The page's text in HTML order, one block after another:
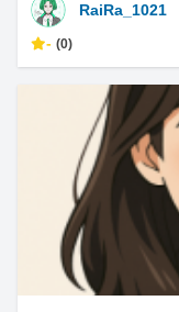
RaiRa_1021
- (0)